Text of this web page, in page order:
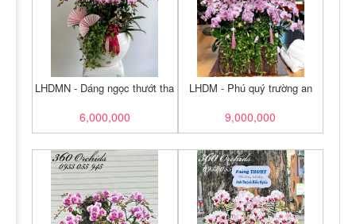
LHDMN - Dáng ngọc thướt tha
6,000,000
LHDM - Phú quý trường an
9,000,000